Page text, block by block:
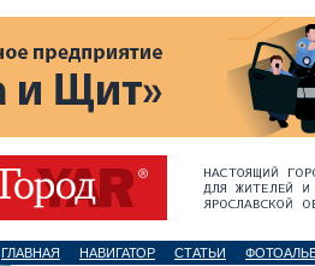
ГЛАВНАЯ НАВИГАТОР СТАТЬИ